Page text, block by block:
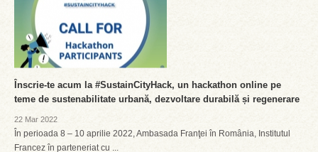
Înscrie-te acum la #SustainCityHack, un hackathon online pe
teme de sustenabilitate urbană, dezvoltare durabilă și regenerare
22 Mar 2022
În perioada 8 – 10 aprilie 2022, Ambasada Franţei în România, Institutul
Francez în parteneriat cu ...